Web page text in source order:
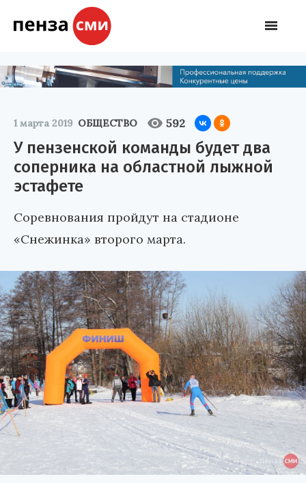
1 марта 2019 ОБЩЕСТВО 592
У пензенской команды будет два
соперника на областной лыжной
эстафете
Соревнования пройдут на стадионе
«Снежинка» второго марта.